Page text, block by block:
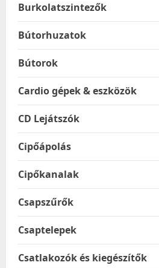
Burkolatszintezők
Bútorhuzatok
Bútorok
Cardio gépek & eszközök
CD Lejátszók
Cipőápolás
Cipőkanalak
Csapszűrők
Csaptelepek
Csatlakozók és kiegészítők